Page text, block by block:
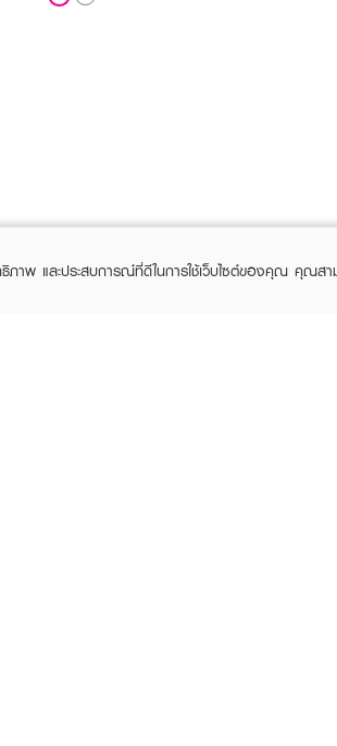
ภาพ และประสบการณ์ที่ดีในการใช้เว็บไซต์ของคุณ คุณสา